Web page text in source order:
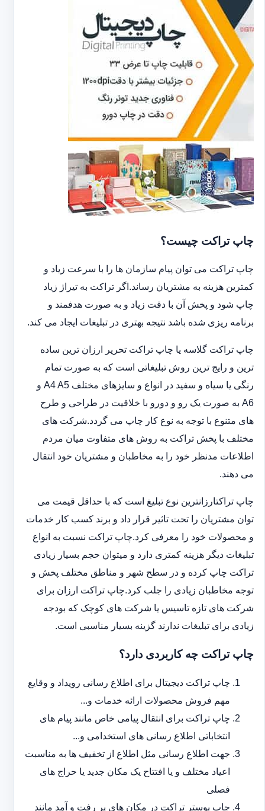
چاپ تراکت چیست؟
چاپ تراکت می توان پیام سازمان ها را با سرعت زیاد و
کمترین هزینه به مشتریان رساند.اگر تراکت به تیراژ زیاد
چاپ شود و پخش آن با دقت زیاد و به صورت هدفمند و
برنامه ریزی شده باشد نتیجه بهتری در تبلیغات ایجاد می کند.
چاپ تراکت گلاسه یا چاپ تراکت تحریر ارزان ترین ساده
ترین و رایج ترین روش تبلیغاتی است که به صورت تمام
رنگی یا سیاه و سفید در انواع و سایزهای مختلف A4 A5 و
A6 به صورت یک رو و دورو با خلاقیت در طراحی و طرح
های متنوع با توجه به نوع کار چاپ می گردد.شرکت های
مختلف با پخش تراکت به روش های متفاوت میان مردم
اطلاعات مدنظر خود را به مخاطبان و مشتریان خود انتقال
می دهند.
چاپ تراکت‏ارزانترین نوع تبلیغ است که با حداقل قیمت می
توان مشتریان را تحت تاثیر قرار داد و برند کسب کار خدمات
و محصولات خود را معرفی کرد.چاپ تراکت نسبت به انواع
تبلیغات دیگر هزینه کمتری دارد و می‎توان حجم بسیار زیادی
تراکت چاپ کرده و در سطح شهر و مناطق مختلف پخش و
توجه مخاطبان زیادی را جلب کرد.چاپ تراکت ارزان برای
شرکت های تازه تاسیس یا شرکت های کوچک که بودجه
زیادی برای تبلیغات ندارند گزینه بسیار مناسبی است.
چاپ تراکت چه کاربردی دارد؟
چاپ تراکت دیجیتال برای اطلاع رسانی رویداد و وقایع
مهم فروش محصولات ارائه خدمات و...
چاپ تراکت برای انتقال پیامی خاص مانند پیام های
انتخاباتی اطلاع رسانی های استخدامی و...
جهت اطلاع رسانی مثل اطلاع از تخفیف ها به مناسبت
اعیاد مختلف و یا افتتاح یک مکان جدید یا حراج های
فصلی
چاپ پوستر تراکت در مکان های پر رفت و آمد مانند